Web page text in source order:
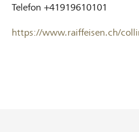
Telefon +41919610101
https://www.raiffeisen.ch/